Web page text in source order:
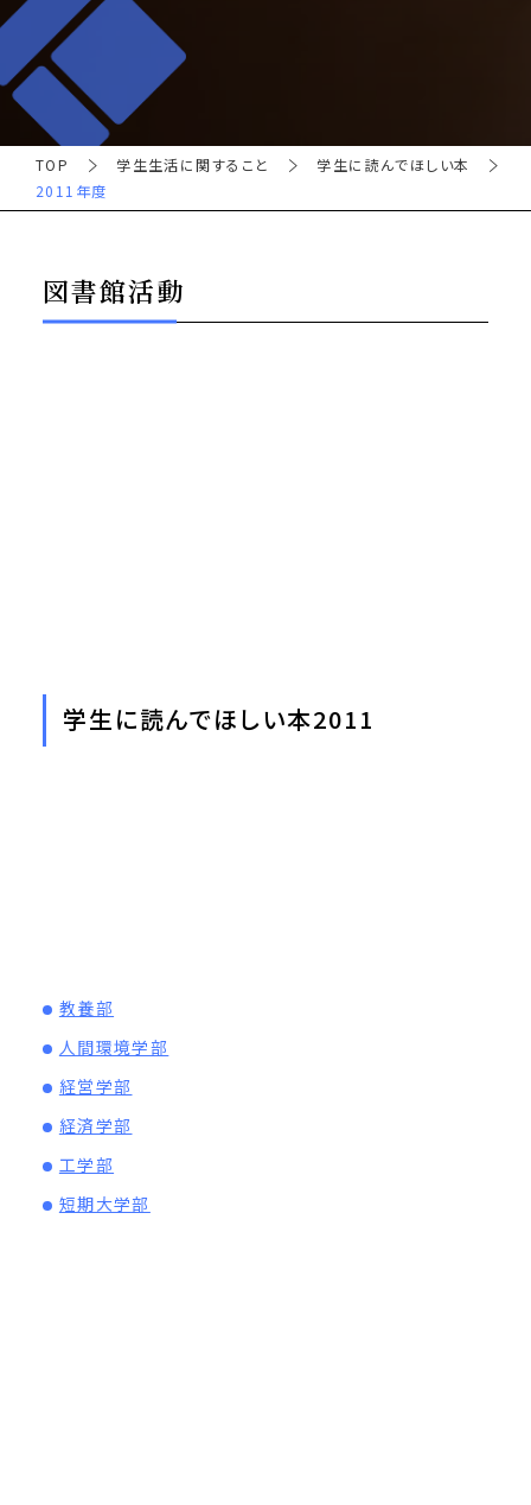
TOP 学生生活に関すること
学生に読んでほしい本
2011年度
図書館活動
学生に読んでほしい本2011
教養部
人間環境学部
経営学部
経済学部
工学部
短期大学部